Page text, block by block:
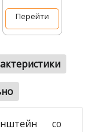
Перейти
со